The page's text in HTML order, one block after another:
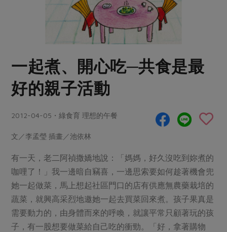
乳製品
米麵雜糧
肉品・水產
畜產肉類
調理食材・點心
調味醬料/南北貨 烘焙
休閒零嘴 沖泡飲品
保健食品
居家好物
蛋料理
醬料
湯品．鍋物
漬物
涼拌沙拉
飲品
防災用品預購圓滿結束
2026年端午節預購圓滿結束
當季產品
合作25-經典快閃最後一週
合作25-精選產品第四彈
合作25-精選產品第三彈
議題活動
主婦聯盟X樂齡網特約優惠案
30%rPET紅烏龍茶
一籃菜真心話
合作聯合國
樂齡生活 親子食育
廚房瑜伽
關注議題
減硝酸鹽
非基改運動 支持本土農糧
廢核運動 能源議題
減添加物 減塑減廢
公益金 食農教育
更多議題
合作社組織
員工與求才
產品檢驗
自主把關
硝酸鹽檢驗
社員權益
合作社法規
一起煮、開心吃─共食是最
好的親子活動
2012-04-05・綠食育 理想的午餐
文／李孟瑩 插畫／池依林
有一天，老二阿禎撒嬌地說：「媽媽，好久沒吃到妳煮的
咖哩了！」我一邊暗自竊喜，一邊思索要如何趁著機會兜
她一起做菜，馬上想起社區門口的店有供應無農藥栽培的
蔬菜，就興高采烈地邀她一起去買菜回來煮。孩子果真是
需要動力的，由身體而來的呼喚，就讓平常只顧著玩的孩
子，有一股想要做菜給自己吃的衝勁。「好，拿著購物